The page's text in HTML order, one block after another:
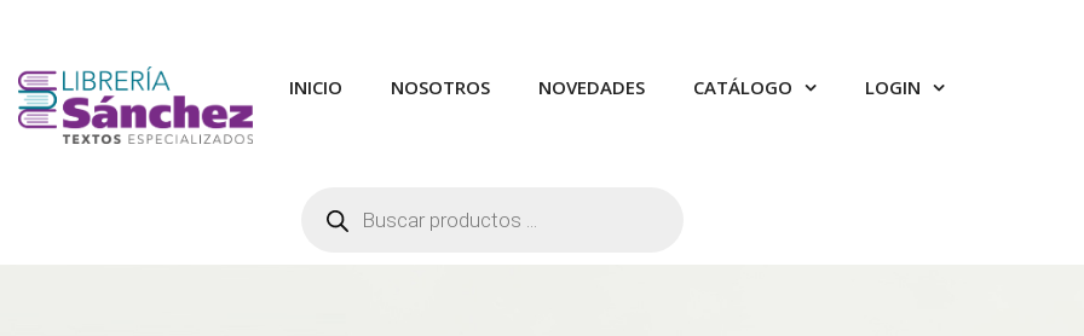
INICIO NOSOTROS NOVEDADES CATÁLOGO LOGIN
productos